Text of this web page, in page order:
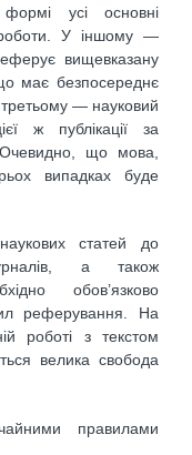
усі основні
роботи. У іншому —
вищевказану
має безпосереднє
— науковий
ж публікації за
що мова,
випадках буде
статей до
а також
обов’язково
реферування. На
роботі з текстом
велика свобода
правилами